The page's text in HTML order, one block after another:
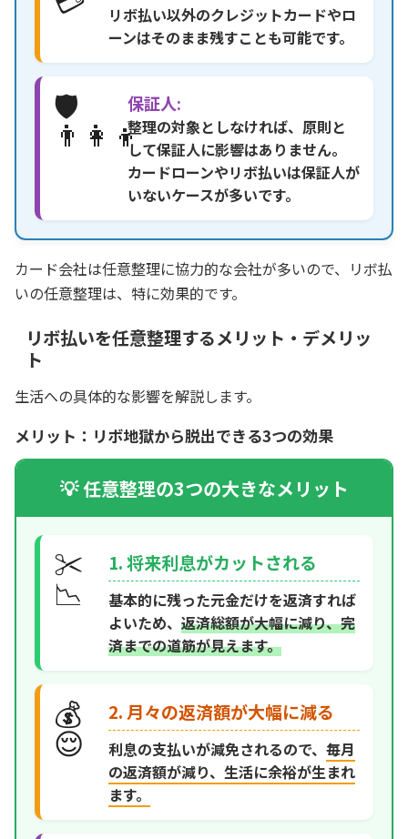
リボ払い以外のクレジットカードやロ
ーンはそのまま残すことも可能です。
🛡️
👨‍👩‍👦
保証人:
整理の対象としなければ、原則と
して保証人に影響はありません。
カードローンやリボ払いは保証人が
いないケースが多いです。
カード会社は任意整理に協力的な会社が多いので、リボ払
いの任意整理は、特に効果的です。
リボ払いを任意整理するメリット・デメリッ
ト
生活への具体的な影響を解説します。
メリット：リボ地獄から脱出できる3つの効果
💡 任意整理の3つの大きなメリット
✂️
📉
1. 将来利息がカットされる
基本的に残った元金だけを返済すれば
よいため、 返済総額が大幅に減り、完
済までの道筋が見えます。
💰
😌
2. 月々の返済額が大幅に減る
利息の支払いが減免されるので、 毎月
の返済額が減り、生活に余裕が生まれ
ます。